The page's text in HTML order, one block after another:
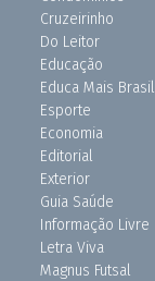
Cruzeirinho
Do Leitor
Educação
Educa Mais Brasil
Esporte
Economia
Editorial
Exterior
Guia Saúde
Informação Livre
Letra Viva
Magnus Futsal